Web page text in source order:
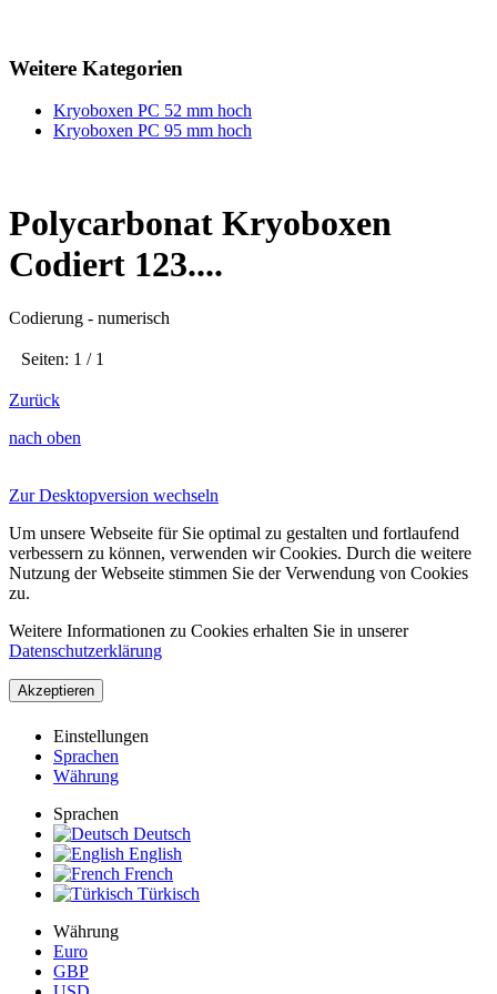
Weitere Kategorien
Kryoboxen PC 52 mm hoch
Kryoboxen PC 95 mm hoch
Polycarbonat Kryoboxen
Codiert 123....
Codierung - numerisch
Seiten: 1 / 1
Zurück
nach oben
Zur Desktopversion wechseln
Um unsere Webseite für Sie optimal zu gestalten und fortlaufend
verbessern zu können, verwenden wir Cookies. Durch die weitere
Nutzung der Webseite stimmen Sie der Verwendung von Cookies
zu.
Weitere Informationen zu Cookies erhalten Sie in unserer
Datenschutzerklärung
Akzeptieren
Einstellungen
Sprachen
Währung
Sprachen
Deutsch
English
French
Türkisch
Währung
Euro
GBP